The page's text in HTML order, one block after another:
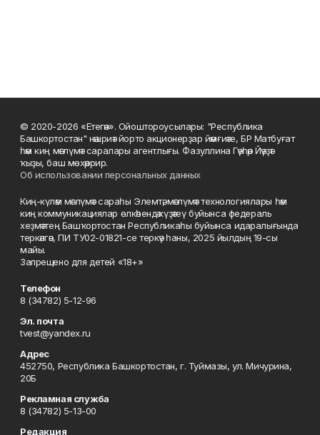
© 2020-2026 «Етегән». Ойоштороусылары: "Республика
Башкортостан" нәшриәт йорто акционерҙар йәмғиәте, БР Матбуғат
һәм киң мәғлүмәт саралары агентлығы. Фазуллина Гәүһәр Йәүҙәт
ҡыҙы, баш мөхәррир.
Об использовании персональных данных
Киң-күләм мәғлүмәт сараһы Элемтә, мәғлүмәт технологиялары һәм
киң коммуникациялар өлкәһендә күҙәтеү буйынса федераль
хеҙмәттең Башҡортостан Республикаһы буйынса идаралығында
теркәлгән, ПИ ТУ02-01821-се теркәү һаны, 2025 йылдың 19-сы
майы.
Запрещено для детей «18+»
Телефон
8 (34782) 5-12-96
Эл. почта
tvest@yandex.ru
Адрес
452750, Республика Башкортостан, г. Туймазы, ул. Мичурина,
20Б
Рекламная служба
8 (34782) 5-13-00
Редакция